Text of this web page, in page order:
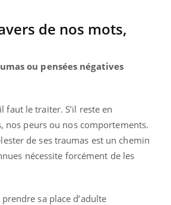
de nos mots,
ou pensées négatives
le traiter. S’il reste en
nos peurs ou nos comportements.
de ses traumas est un chemin
nécessite forcément de les
sa place d’adulte